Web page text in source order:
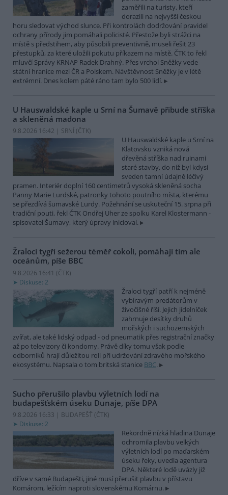
zaměřili na turisty, kteří
dorazili na nejvyšší českou
horu sledovat východ slunce. Při kontrolách dodržování pravidel
ochrany přírody jim pomáhali policisté. Přestože byli strážci na
místě s předstihem, aby působili preventivně, museli řešit 23
přestupků, za které uložili pokutu příkazem na místě. ČTK to řekl
mluvčí Správy KRNAP Radek Drahný. Přes vrchol Sněžky vede
státní hranice mezi ČR a Polskem. Návštěvnost Sněžky je v létě
extrémní. Dnes kolem páté ráno tam bylo 500 lidí.
U Hauswaldské kaple u Srní na Šumavě přibude stříška
a skleněná madona
9.8.2026 16:42 | SRNÍ (ČTK)
U Hauswaldské kaple u Srní na
Klatovsku vzniká nová
dřevěná stříška nad ruinami
staré stavby, do níž byl kdysi
sveden tamní údajně léčivý
pramen. Interiér doplní 160 centimetrů vysoká skleněná socha
Panny Marie Lurdské, patronky tohoto poutního místa, kterému
se přezdívá šumavské Lurdy. Požehnání se uskuteční 15. srpna při
tradiční pouti, řekl ČTK Ondřej Uher ze spolku Karel Klostermann -
spisovatel Šumavy, který úpravy inicioval.
Žraloci tygří sežerou téměř cokoli, pomáhají tím ale
oceánům, píše BBC
9.8.2026 16:41 (ČTK)
Diskuse: 2
Žraloci tygří patří k nejméně
vybíravým predátorům v
živočišné říši. Jejich jídelníček
zahrnuje desítky druhů
mořských i suchozemských
zvířat, ale také lidský odpad - od pneumatik přes registrační značky
až po televizory či kondomy. Právě díky tomu však podle
odborníků hrají důležitou roli při udržování zdravého mořského
ekosystému. Napsala o tom britská stanice BBC.
Sucho přerušilo plavbu výletních lodí na
budapešťském úseku Dunaje, píše DPA
9.8.2026 16:33 | BUDAPEŠŤ (ČTK)
Diskuse: 2
Rekordně nízká hladina Dunaje
ochromila plavbu velkých
výletních lodí po maďarském
úseku řeky, uvedla agentura
DPA. Některé lodě uvázly již
dříve v samé Budapešti, jiné musí přerušit plavbu v přístavu
Komárom, ležícím naproti slovenskému Komárnu.